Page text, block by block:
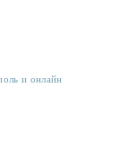
и онлайн